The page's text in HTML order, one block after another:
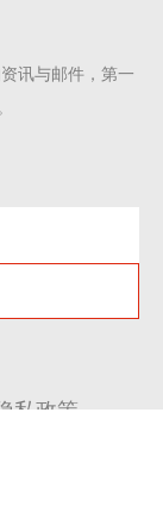
讯与邮件，第一
私政策